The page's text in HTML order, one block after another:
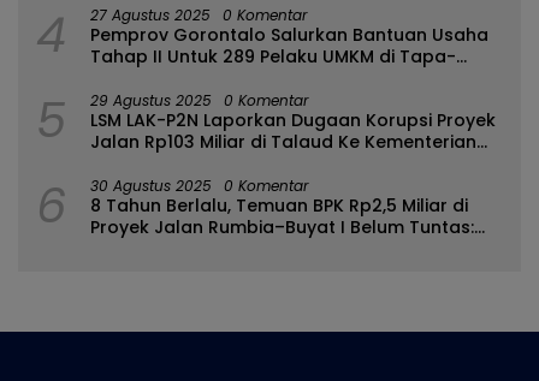
4 27 Agustus 2025 0 Komentar
Pemprov Gorontalo Salurkan Bantuan Usaha
Tahap II Untuk 289 Pelaku UMKM di Tapa-
5 29 Agustus 2025 0 Komentar
LSM LAK-P2N Laporkan Dugaan Korupsi Proyek
Jalan Rp103 Miliar di Talaud Ke Kementerian
6 30 Agustus 2025 0 Komentar
8 Tahun Berlalu, Temuan BPK Rp2,5 Miliar di
Proyek Jalan Rumbia–Buyat I Belum Tuntas: